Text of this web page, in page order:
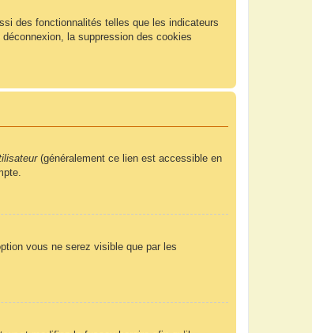
des fonctionnalités telles que les indicateurs
la suppression des cookies
(généralement ce lien est accessible en
vous ne serez visible que par les